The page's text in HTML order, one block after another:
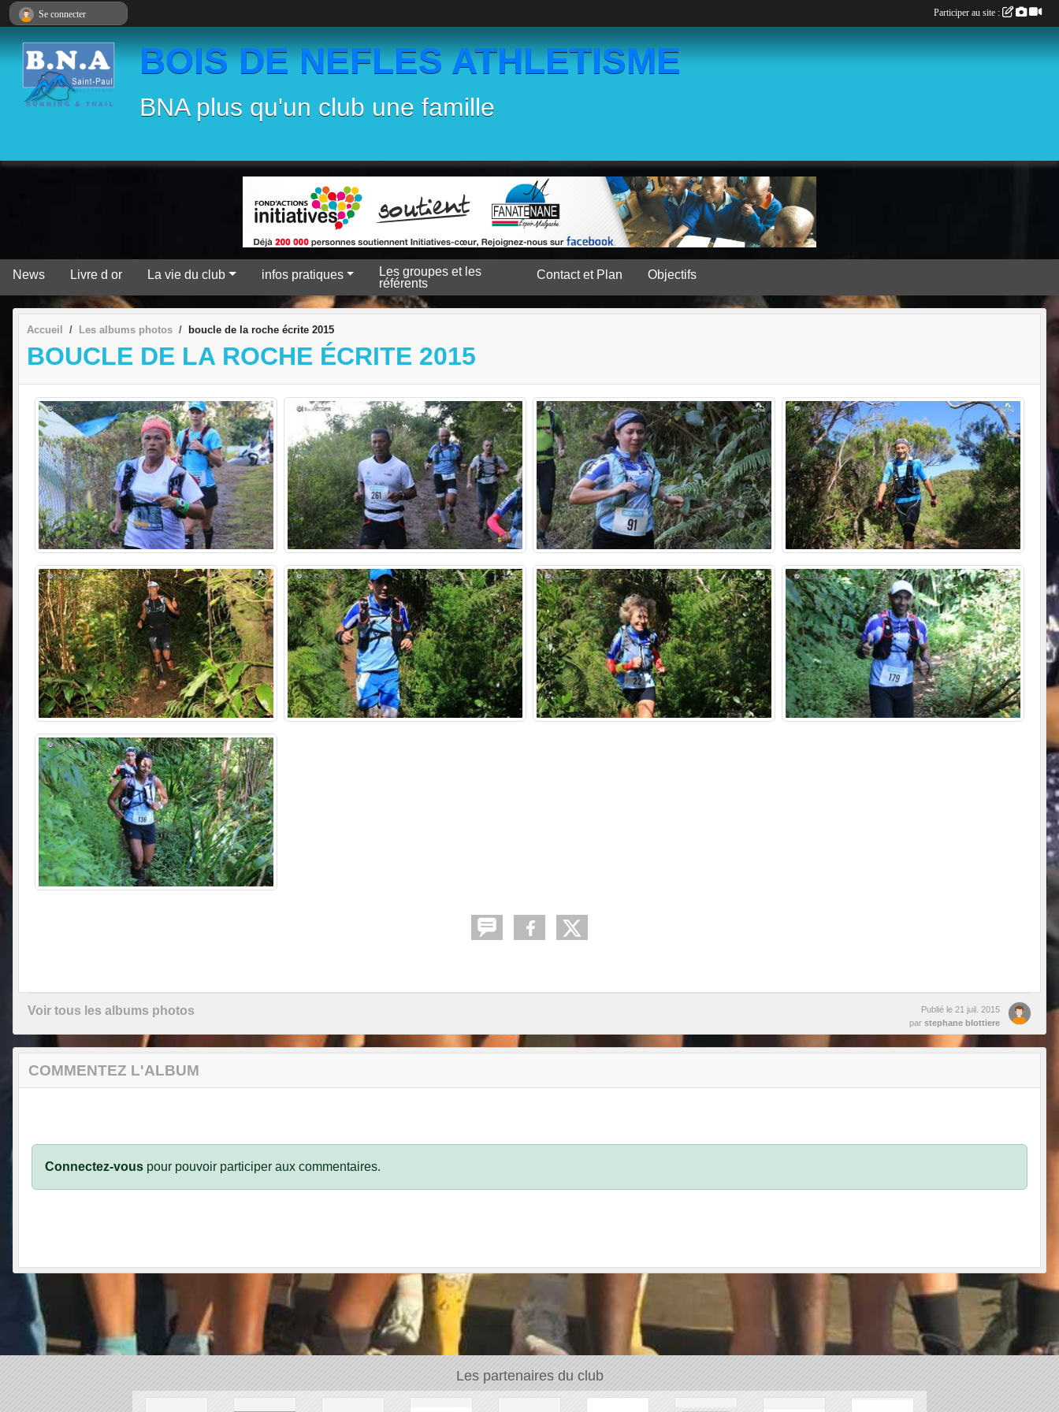
BOIS DE NEFLES ATHLETISME
BNA plus qu'un club une famille
News Livre d or La vie du club infos pratiques
Les groupes et les
référents
Contact et Plan Objectifs
Accueil Les albums photos boucle de la roche écrite 2015
BOUCLE DE LA ROCHE ÉCRITE 2015
Voir tous les albums photos Publié le 21 juil. 2015
par stephane blottiere
COMMENTEZ L'ALBUM
Connectez-vous pour pouvoir participer aux commentaires.
Les partenaires du club
Se connecter Participer au site :
Panneau de gestion des cookies